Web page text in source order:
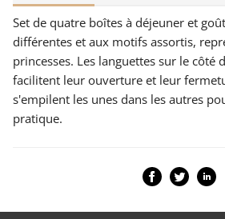
Set de quatre boîtes à déjeuner et
différentes et aux motifs assortis,
princesses. Les languettes sur le côté
facilitent leur ouverture et leur
s'empilent les unes dans les autres
pratique.